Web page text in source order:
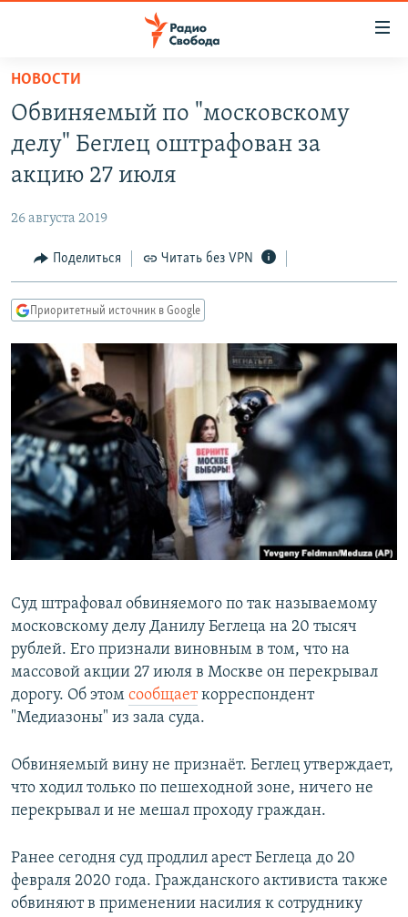
упрощенного
доступа
Вернуться
основному
Вернутся
Вернутся
поиску
ПРОГРАММЫ
ПОДКАСТЫ
АВТОРСКИЕ ПРОЕКТЫ
МНЕНИЯ
КУЛЬТУРА
КАВКАЗ.РЕАЛИИ
СЕВЕР.РЕАЛИИ
СИБИРЬ.РЕАЛИИ
РАСПИСАНИЕ ВЕЩАНИЯ
ПОДПИШИТЕСЬ НА РАССЫЛКУ
СОЦИАЛЬНЫЕ СЕТИ
Все сайты РСЕ/РС
НОВОСТИ
Обвиняемый по "московскому
делу" Беглец оштрафован за
акцию 27 июля
26 августа 2019
Поделиться Читать без VPN
Приоритетный источник в Google
Суд штрафовал обвиняемого по так называемому
московскому делу Данилу Беглеца на 20 тысяч
рублей. Его признали виновным в том, что на
массовой акции 27 июля в Москве он перекрывал
дорогу. Об этом сообщаеткорреспондент
"Медиазоны" из зала суда.
Обвиняемый вину не признаёт. Беглец утверждает,
что ходил только по пешеходной зоне, ничего не
перекрывал и не мешал проходу граждан.
Ранее сегодня суд продлил арест Беглеца до 20
февраля 2020 года. Гражданского активиста также
обвиняют в применении насилия к сотруднику